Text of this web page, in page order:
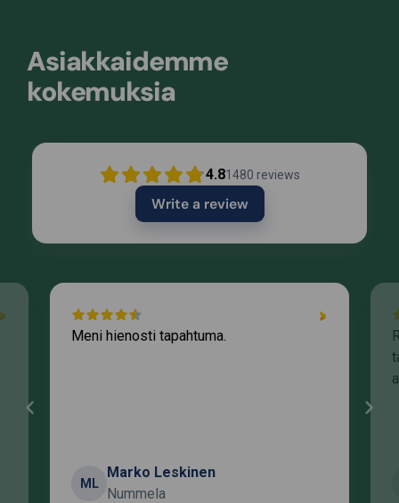
Asiakkaidemme
kokemuksia
4.81480 reviews
Write a review
Meni hienosti tapahtuma.
ML
Marko Leskinen
Nummela